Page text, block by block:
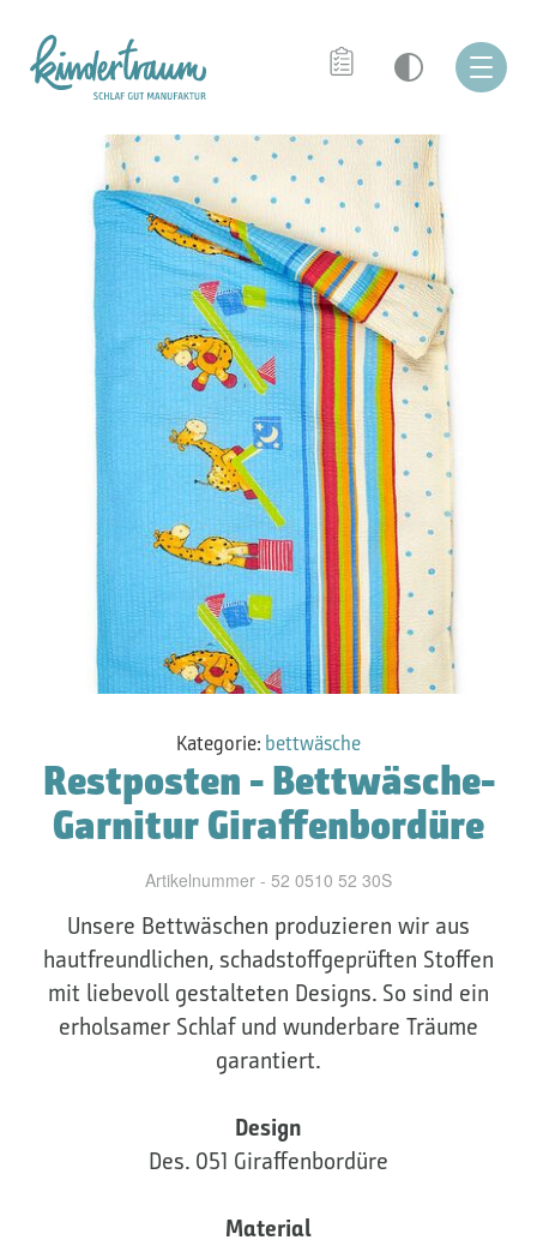
Kategorie: bettwäsche
Restposten - Bettwäsche-
Garnitur Giraffenbordüre
Artikelnummer - 52 0510 52 30S
Unsere Bettwäschen produzieren wir aus
hautfreundlichen, schadstoffgeprüften Stoffen
mit liebevoll gestalteten Designs. So sind ein
erholsamer Schlaf und wunderbare Träume
garantiert.
Design
Des. 051 Giraffenbordüre
Material